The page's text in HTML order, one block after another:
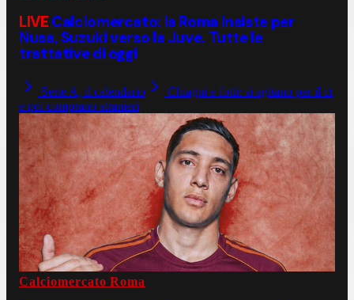
LIVE Calciomercato: la Roma insiste per
Nusa, Suzuki verso la Juve. Tutte le
trattative di oggi
Serie A, il calendario
Chiagni e fotti: si agitano per il ct
e poi comprano stranieri
Calciomercato Roma